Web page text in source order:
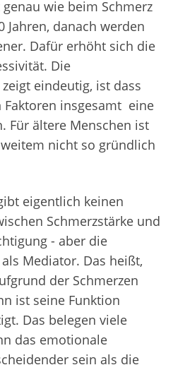
wie beim Schmerz
Jahren, danach werden
Dafür erhöht sich die
Die
eindeutig, ist dass
Faktoren insgesamt eine
Für ältere Menschen ist
nicht so gründlich
eigentlich keinen
Schmerzstärke und
- aber die
Mediator. Das heißt,
der Schmerzen
ist seine Funktion
Das belegen viele
das emotionale
sein als die